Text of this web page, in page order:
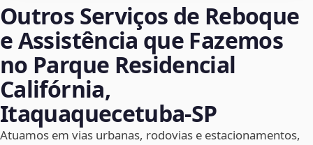
Outros Serviços de Reboque
e Assistência que Fazemos
no Parque Residencial
Califórnia,
Itaquaquecetuba‑SP
Atuamos em vias urbanas, rodovias e estacionamentos,